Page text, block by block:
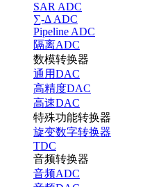
SAR ADC
∑-Δ ADC
Pipeline ADC
隔离ADC
数模转换器
通用DAC
高精度DAC
高速DAC
特殊功能转换器
旋变数字转换器
TDC
音频转换器
音频ADC